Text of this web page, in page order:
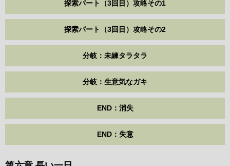
探索パート（3回目）攻略その1
探索パート（3回目）攻略その2
分岐：未練タラタラ
分岐：生意気なガキ
END：消失
END：失意